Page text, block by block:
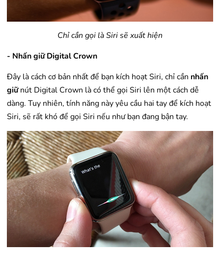
Chỉ cần gọi là Siri sẽ xuất hiện
- Nhấn giữ Digital Crown
Đây là cách cơ bản nhất để bạn kích hoạt Siri, chỉ cần nhấn
giữnút Digital Crown là có thể gọi Siri lên một cách dễ
dàng. Tuy nhiên, tính năng này yêu cầu hai tay để kích hoạt
Siri, sẽ rất khó để gọi Siri nếu như bạn đang bận tay.